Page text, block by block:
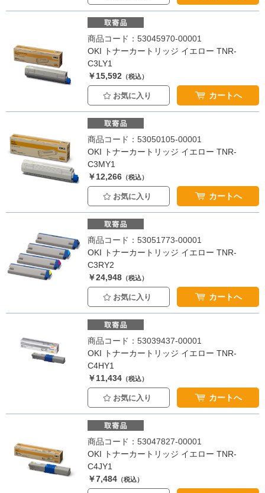
商品コード：53045970-00001
OKI トナーカートリッジ イエロー TNR-
C3LY1
￥15,592 （税込）
お気に入り カートへ
商品コード：53050105-00001
OKI トナーカートリッジ イエロー TNR-
C3MY1
￥12,266 （税込）
お気に入り カートへ
商品コード：53051773-00001
OKI トナーカートリッジ イエロー TNR-
C3RY2
￥24,948 （税込）
お気に入り カートへ
商品コード：53039437-00001
OKI トナーカートリッジ イエロー TNR-
C4HY1
￥11,434 （税込）
お気に入り カートへ
商品コード：53047827-00001
OKI トナーカートリッジ イエロー TNR-
C4JY1
￥7,484 （税込）